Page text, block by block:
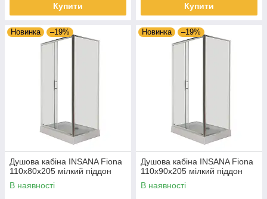
Купити Купити
Новинка –19%
Душова кабіна INSANA Fiona
110x80x205 мілкий піддон
В наявності
Новинка –19%
Душова кабіна INSANA Fiona
110x90x205 мілкий піддон
В наявності